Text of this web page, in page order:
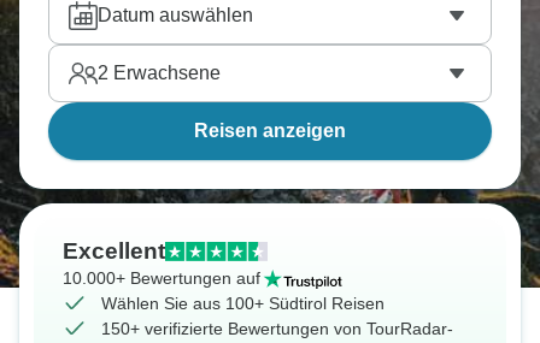
Datum auswählen
2 Erwachsene
Reisen anzeigen
Excellent
10.000+ Bewertungen auf
Wählen Sie aus 100+ Südtirol Reisen
150+ verifizierte Bewertungen von TourRadar-